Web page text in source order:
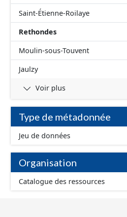
Saint-Étienne-Roilaye
Rethondes
Moulin-sous-Touvent
Jaulzy
Voir plus
Type de métadonnée
Jeu de données
Organisation
Catalogue des ressources